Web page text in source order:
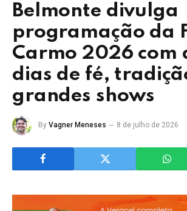
Belmonte divulga
programação da
Carmo 2026 com
dias de fé,
grandes shows
By Vagner Meneses 8 de julho de 2026